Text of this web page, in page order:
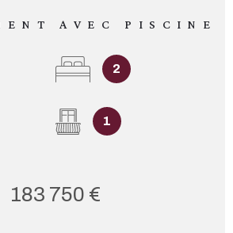
AVEC PISCINE
2
1
183 750 €